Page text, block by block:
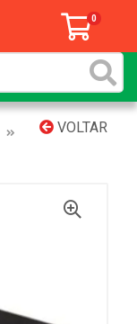
0
VOLTAR